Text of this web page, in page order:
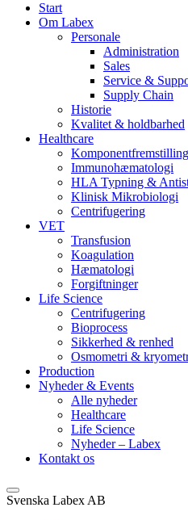
Start
Om Labex
Personale
Administration
Sales
Service &
Supply Chain
Historie
Kvalitet & holdbarhed
Healthcare
Komponentfremstilling
Immunohæmatologi
HLA Typning &
Klinisk Mikrobiologi
Centrifugering
VET
Transfusion
Koagulation
Hæmatologi
Forgiftninger
Life Science
Centrifugering
Bioprocess
Sikkerhed & renhed
Osmometri &
Production
Nyheder & Events
Alle nyheder
Healthcare
Life Science
Nyheder – Labex
Kontakt os
Svenska Labex AB